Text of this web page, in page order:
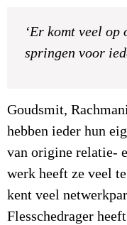
‘Er komt veel op
springen voor
Goudsmit,
hebben ieder hun
van origine relatie-
werk heeft ze veel
kent veel
Flesschedrager